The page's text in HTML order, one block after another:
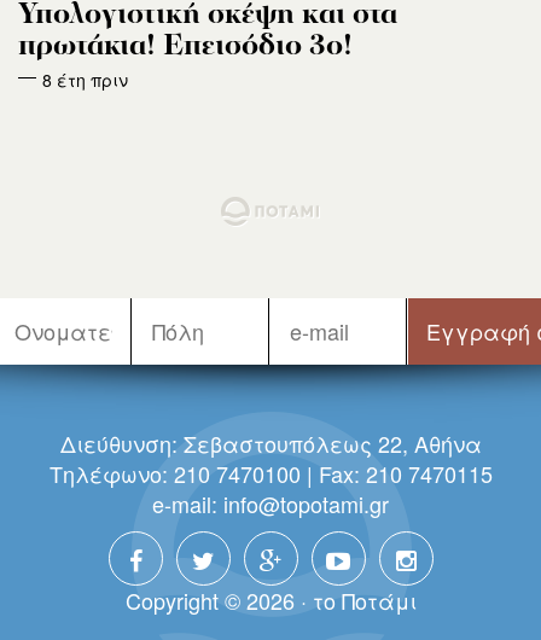
Υπολογιστική σκέψη και στα
πρωτάκια! Επεισόδιο 3ο!
8 έτη πριν
Διεύθυνση: Σεβαστουπόλεως 22, Αθήνα
Τηλέφωνο: 210 7470100 | Fax: 210 7470115
e-mail: info@topotami.gr
Copyright © 2026 · τo Πoτάμι